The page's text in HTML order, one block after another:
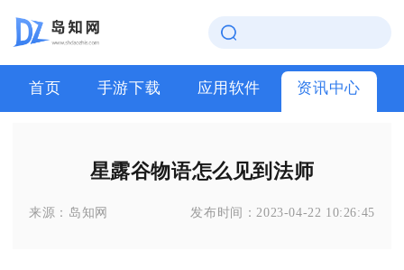
首页 手游下载 应用软件 资讯中心
星露谷物语怎么见到法师
来源： 岛知网 发布时间： 2023-04-22 10:26:45